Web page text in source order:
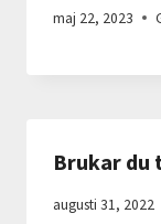
maj 22, 2023
Brukar du
augusti 31, 2022